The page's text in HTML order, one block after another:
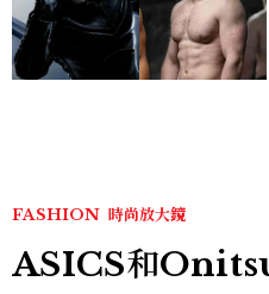
FASHION 時尚放大鏡
ASICS和